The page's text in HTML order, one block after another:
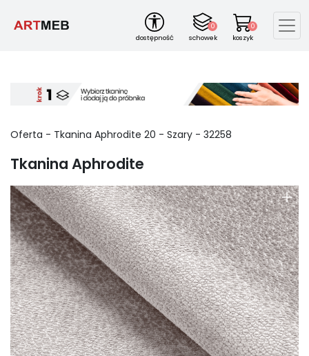
dostępność
0
schowek
0
koszyk
Oferta - Tkanina Aphrodite 20 - Szary - 32258
Tkanina Aphrodite
+